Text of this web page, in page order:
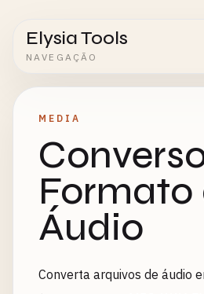
Elysia Tools
NAVEGAÇÃO
MEDIA
Formato
Áudio
Converta arquivos de áudio